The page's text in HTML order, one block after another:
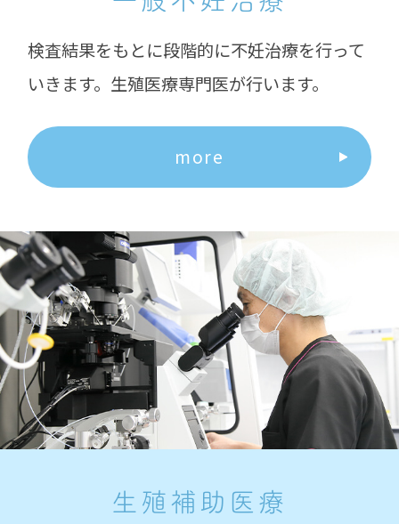
検査結果をもとに段階的に不妊治療を行って
いきます。生殖医療専門医が行います。
more
生殖補助医療